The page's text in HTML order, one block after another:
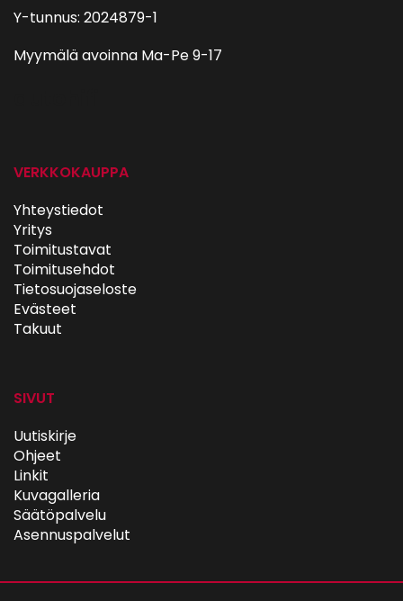
Y-tunnus: 2024879-1
Myymälä avoinna Ma-Pe 9-17
VERKKOKAUPPA
Yhteystiedot
Yritys
Toimitustavat
Toimitusehdot
Tietosuojaseloste
Evästeet
Takuut
SIVUT
Uutiskirje
Ohjeet
Linkit
Kuvagalleria
Säätöpalvelu
Asennuspalvelut